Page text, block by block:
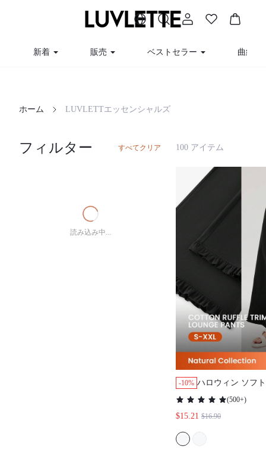
新着 販売 ベストセラー 曲線
ホーム LUVLETTエッセンシャルズ
フィルター すべてクリア
読み込み中...
100 アイテム
-10% ハロウィン ソフ
ュアコットン ワ
ィースラウンジ
ジャマパンツ ポ
キュロット コッ
(500+)
$15.21 $16.90